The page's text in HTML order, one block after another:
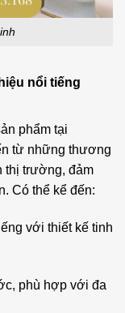
nổi tiếng
phẩm tại
từ những thương
thị trường, đảm
Có thể kể đến:
với thiết kế tinh
phù hợp với đa